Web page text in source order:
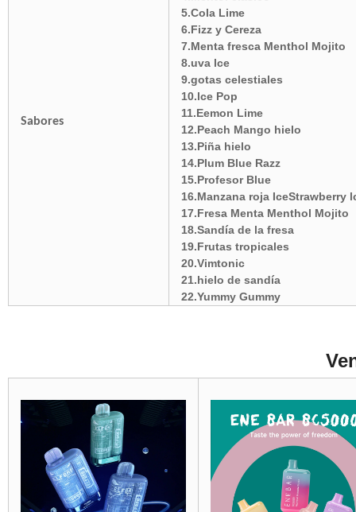
Sabores
5.Cola Lime
6.Fizz y Cereza
7.Menta fresca Menthol Mojito
8.uva lce
9.gotas celestiales
10.lce Pop
11.Eemon Lime
12.Peach Mango hielo
13.Piña hielo
14.Plum Blue Razz
15.Profesor Blue
16.Manzana roja IceStrawberry
17.Fresa Menta Menthol Mojito
18.Sandía de la fresa
19.Frutas tropicales
20.Vimtonic
21.hielo de sandía
22.Yummy Gummy